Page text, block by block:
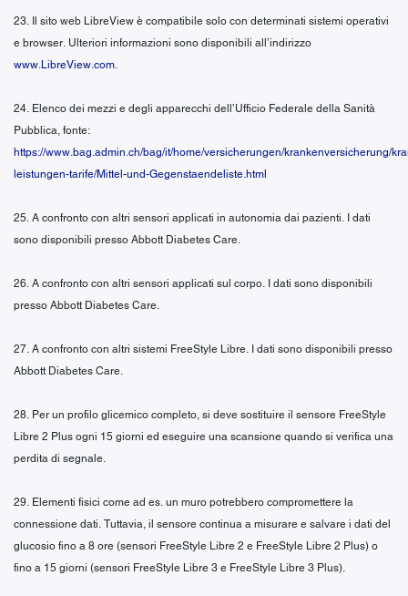
23. Il sito web LibreView è compatibile solo con determinati sistemi operativi
e browser. Ulteriori informazioni sono disponibili all’indirizzo
www.LibreView.com.
24. Elenco dei mezzi e degli apparecchi dell’Ufficio Federale della Sanità
Pubblica, fonte:
https://www.bag.admin.ch/bag/it/home/versicherungen/krankenversicherung/
leistungen-tarife/Mittel-und-Gegenstaendeliste.html
25. A confronto con altri sensori applicati in autonomia dai pazienti. I dati
sono disponibili presso Abbott Diabetes Care.
26. A confronto con altri sensori applicati sul corpo. I dati sono disponibili
presso Abbott Diabetes Care.
27. A confronto con altri sistemi FreeStyle Libre. I dati sono disponibili presso
Abbott Diabetes Care.
28. Per un profilo glicemico completo, si deve sostituire il sensore FreeStyle
Libre 2 Plus ogni 15 giorni ed eseguire una scansione quando si verifica una
perdita di segnale.
29. Elementi fisici come ad es. un muro potrebbero compromettere la
connessione dati. Tuttavia, il sensore continua a misurare e salvare i dati del
glucosio fino a 8 ore (sensori FreeStyle Libre 2 e FreeStyle Libre 2 Plus) o
fino a 15 giorni (sensori FreeStyle Libre 3 e FreeStyle Libre 3 Plus).